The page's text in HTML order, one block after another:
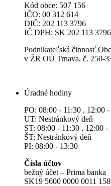
Kód obce: 507 156
IČO: 00 312 614
DIČ: 202 113 3796
IČ DPH: SK 202 113 3796
Podnikateľská činnosť
v ŽR OÚ Trnava, č. 250-
Úradné hodiny
PO: 08:00 - 11:30 , 12:00
UT: Nestránkový deň
ST: 08:00 - 11:30 , 12:00 -
ŠT: Nestránkový deň
PI: 08:00 - 13:30
Čísla účtov
bežný účet – Prima banka
SK19 5600 0000 0011